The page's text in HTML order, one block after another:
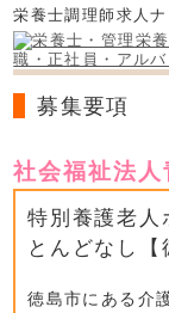
栄養士調理師求人
募集要項
社会福祉法人
特別養護老人
とんどなし【
徳島市にある介